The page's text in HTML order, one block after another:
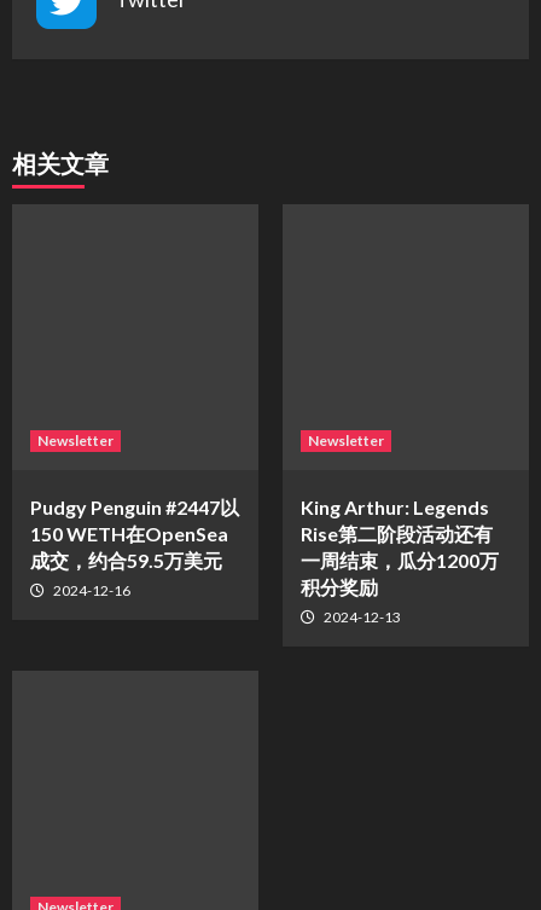
相关文章
Newsletter
Pudgy Penguin #2447以
150 WETH在OpenSea
成交，约合59.5万美元
2024-12-16
Newsletter
King Arthur: Legends
Rise第二阶段活动还有
一周结束，瓜分1200万
积分奖励
2024-12-13